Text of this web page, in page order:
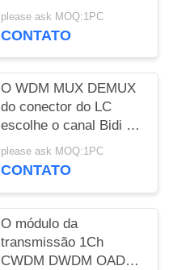
WDM MUX DEMUX
mini de 900um
please ask MOQ:1PC
CONTATO
O WDM MUX DEMUX
do conector do LC
escolhe o canal Bidi da
fibra 4 na embalagem
da caixa do ABS
please ask MOQ:1PC
CONTATO
O módulo da
transmissão 1Ch
CWDM DWDM OADM